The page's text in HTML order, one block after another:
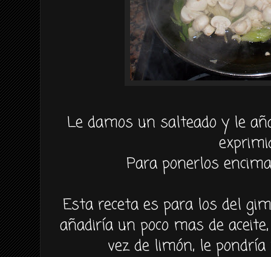
Le damos un salteado y le
Para ponerlos
Esta receta es para los del
añadiría un poco mas de
vez de limón, le